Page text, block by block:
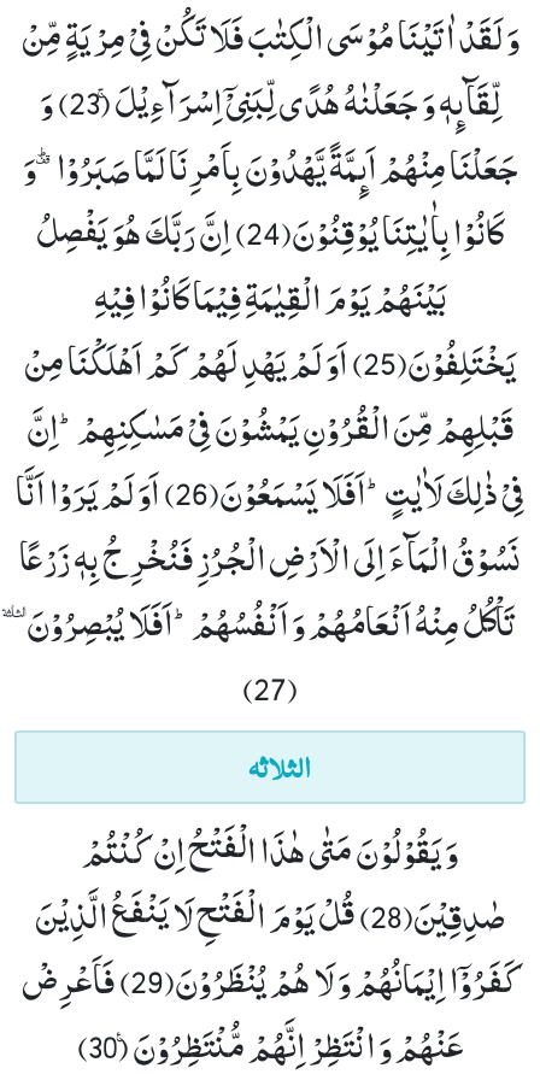
وَ لَقَدْ اٰتَیْنَا مُوْسَى الْكِتٰبَ فَلَا تَكُنْ فِیْ مِرْیَةٍ مِّنْ
لِّقَآىٕهٖ وَ جَعَلْنٰهُ هُدًى لِّبَنِیْۤ اِسْرَآءِیْلَۚ (23)
وَ
جَعَلْنَا مِنْهُمْ اَىٕمَّةً یَّهْدُوْنَ بِاَمْرِنَا لَمَّا صَبَرُوْا۫ؕ-وَ
كَانُوْا بِاٰیٰتِنَا یُوْقِنُوْنَ(24)
اِنَّ رَبَّكَ هُوَ یَفْصِلُ
بَیْنَهُمْ یَوْمَ الْقِیٰمَةِ فِیْمَا كَانُوْا فِیْهِ
یَخْتَلِفُوْنَ(25)
اَوَ لَمْ یَهْدِ لَهُمْ كَمْ اَهْلَكْنَا مِنْ
قَبْلِهِمْ مِّنَ الْقُرُوْنِ یَمْشُوْنَ فِیْ مَسٰكِنِهِمْؕ-اِنَّ
فِیْ ذٰلِكَ لَاٰیٰتٍؕ-اَفَلَا یَسْمَعُوْنَ(26)
اَوَ لَمْ یَرَوْا اَنَّا
نَسُوْقُ الْمَآءَ اِلَى الْاَرْضِ الْجُرُزِ فَنُخْرِ جُ بِهٖ زَرْعًا
تَاْكُلُ مِنْهُ اَنْعَامُهُمْ وَ اَنْفُسُهُمْؕ-اَفَلَا یُبْصِرُوْنَٝ
(27)
الثلاثہ
وَ یَقُوْلُوْنَ مَتٰى هٰذَا الْفَتْحُ اِنْ كُنْتُمْ
صٰدِقِیْنَ(28)
قُلْ یَوْمَ الْفَتْحِ لَا یَنْفَعُ الَّذِیْنَ
كَفَرُوْۤا اِیْمَانُهُمْ وَ لَا هُمْ یُنْظَرُوْنَ(29)
فَاَعْرِضْ
عَنْهُمْ وَ انْتَظِرْ اِنَّهُمْ مُّنْتَظِرُوْنَ۠ (30)